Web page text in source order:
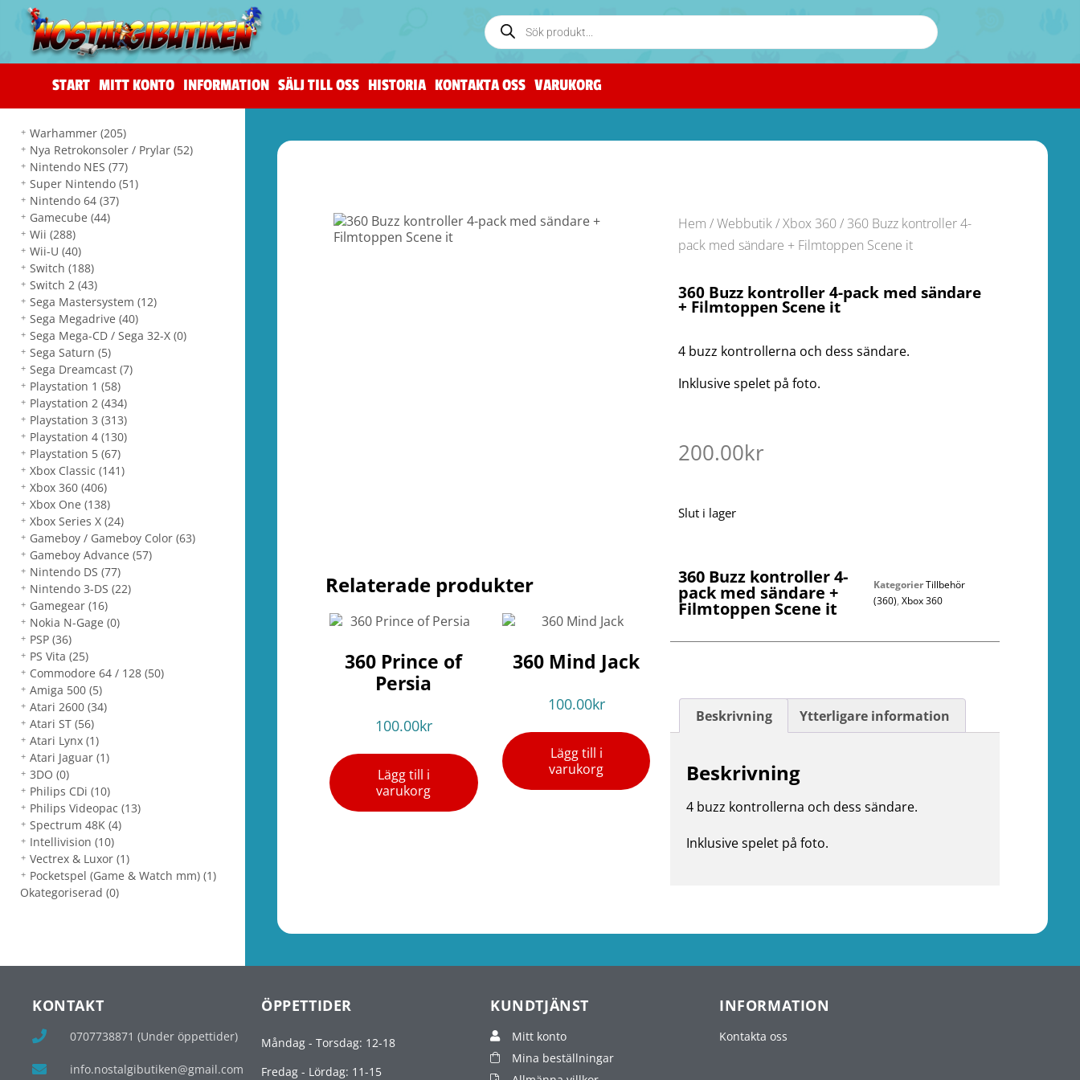
START MITT KONTO INFORMATION SÄLJ TILL OSS HISTORIA KONTAKTA OSS VARUKORG
Warhammer(205)
Nya Retrokonsoler / Prylar(52)
Nintendo NES(77)
Super Nintendo(51)
Nintendo 64(37)
Gamecube(44)
Wii(288)
Wii-U(40)
Switch(188)
Switch 2(43)
Sega Mastersystem(12)
Sega Megadrive(40)
Sega Mega-CD / Sega 32-X(0)
Sega Saturn(5)
Sega Dreamcast(7)
Playstation 1(58)
Playstation 2(434)
Playstation 3(313)
Playstation 4(130)
Playstation 5(67)
Xbox Classic(141)
Xbox 360(406)
Xbox One(138)
Xbox Series X(24)
Gameboy / Gameboy Color(63)
Gameboy Advance(57)
Nintendo DS(77)
Nintendo 3-DS(22)
Gamegear(16)
Nokia N-Gage(0)
PSP(36)
PS Vita(25)
Commodore 64 / 128(50)
Amiga 500(5)
Atari 2600(34)
Atari ST(56)
Atari Lynx(1)
Atari Jaguar(1)
3DO(0)
Philips CDi(10)
Philips Videopac(13)
Spectrum 48K(4)
Intellivision(10)
Vectrex & Luxor(1)
Pocketspel (Game & Watch mm)(1)
Okategoriserad (0)
Hem /Webbutik/Xbox 360/ 360 Buzz kontroller 4-
pack med sändare + Filmtoppen Scene it
360 Buzz kontroller 4-pack med sändare
+ Filmtoppen Scene it
4 buzz kontrollerna och dess sändare.
Inklusive spelet på foto.
200.00kr
Slut i lager
Relaterade produkter
360 Prince of
Persia
100.00kr
Lägg till i
varukorg
360 Mind Jack
100.00kr
Lägg till i
varukorg
360 Buzz kontroller 4-
pack med sändare +
Filmtoppen Scene it
KategorierTillbehör
(360),Xbox 360
Beskrivning Ytterligare information
Beskrivning
4 buzz kontrollerna och dess sändare.
Inklusive spelet på foto.
KONTAKT
0707738871 (Under öppettider)
info.nostalgibutiken@gmail.com
ÖPPETTIDER
Måndag - Torsdag: 12-18
Fredag - Lördag: 11-15
KUNDTJÄNST
Mitt konto
Mina beställningar
INFORMATION
Kontakta oss